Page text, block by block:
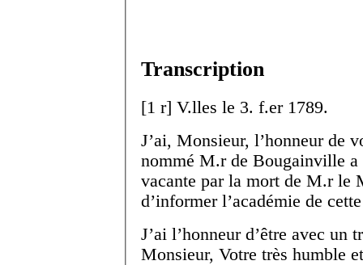
Transcription
[1 r] V.lles le 3. f.er1789.
J’ai, Monsieur, l’honneur de
nommé M.rde Bougainville a
vacante par la mort de M.rle
d’informer l’académie de
J’ai l’honneur d’être avec un
Monsieur, Votre très humble